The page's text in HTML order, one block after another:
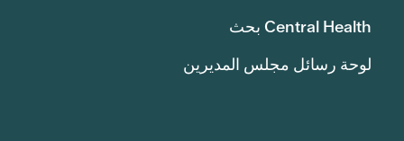
Central Health بحث
لوحة رسائل مجلس المديرين